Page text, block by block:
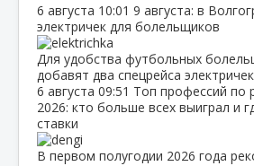
6 августа 10:01 9 августа: в
электричек для болельщиков
Для удобства футбольных
добавят два спецрейса
6 августа 09:51 Топ профессий по
2026: кто больше всех выиграл и
ставки
В первом полугодии 2026 года